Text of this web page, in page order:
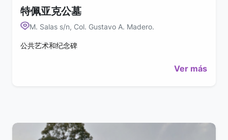
特佩亚克公墓
M. Salas s/n, Col. Gustavo A. Madero.
公共艺术和纪念碑
Ver más